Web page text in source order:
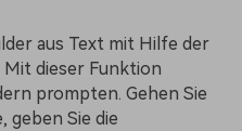
aus Text mit Hilfe der
dieser Funktion
prompten. Gehen Sie
geben Sie die